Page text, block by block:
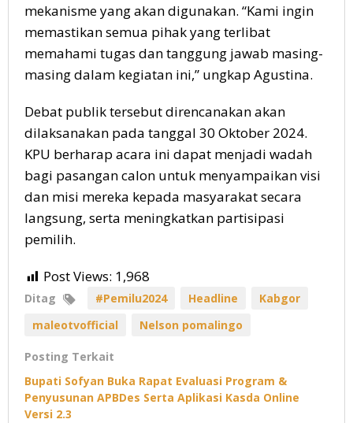
mekanisme yang akan digunakan. “Kami ingin
memastikan semua pihak yang terlibat
memahami tugas dan tanggung jawab masing-
masing dalam kegiatan ini,” ungkap Agustina.
Debat publik tersebut direncanakan akan
dilaksanakan pada tanggal 30 Oktober 2024.
KPU berharap acara ini dapat menjadi wadah
bagi pasangan calon untuk menyampaikan visi
dan misi mereka kepada masyarakat secara
langsung, serta meningkatkan partisipasi
pemilih.
Post Views: 1,968
Ditag #Pemilu2024 Headline
Kabgor
maleotvofficial
Nelson pomalingo
Posting Terkait
Bupati Sofyan Buka Rapat Evaluasi Program &
Penyusunan APBDes Serta Aplikasi Kasda Online
Versi 2.3